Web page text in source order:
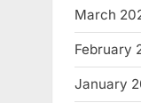
March
February
January